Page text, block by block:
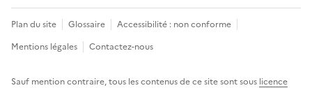
Plan du site Glossaire
Accessibilité : non conforme
Mentions légales
Contactez-nous
Sauf mention contraire, tous les contenus de ce site sont sous licence